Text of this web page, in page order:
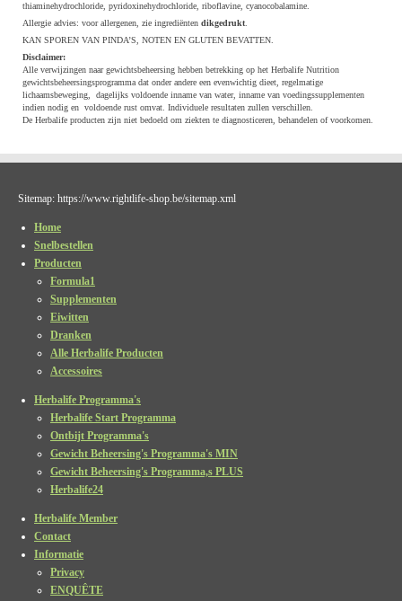
thiaminehydrochloride, pyridoxinehydrochloride, riboflavine, cyanocobalamine.
Allergie advies: voor allergenen, zie ingrediëntendikgedrukt.
KAN SPOREN VAN PINDA’S, NOTEN EN GLUTEN BEVATTEN.
Disclaimer:
Alle verwijzingen naar gewichtsbeheersing hebben betrekking op het Herbalife Nutrition
gewichtsbeheersingsprogramma dat onder andere een evenwichtig dieet, regelmatige
lichaamsbeweging, dagelijks voldoende inname van water, inname van voedingssupplementen
indien nodig en voldoende rust omvat. Individuele resultaten zullen verschillen.
De Herbalife producten zijn niet bedoeld om ziekten te diagnosticeren, behandelen of voorkomen.
Sitemap: https://www.rightlife-shop.be/sitemap.xml
Home
Snelbestellen
Producten
Formula1
Supplementen
Eiwitten
Dranken
Alle Herbalife Producten
Accessoires
Herbalife Programma's
Herbalife Start Programma
Ontbijt Programma's
Gewicht Beheersing's Programma's MIN
Gewicht Beheersing's Programma,s PLUS
Herbalife24
Herbalife Member
Contact
Informatie
Privacy
ENQUÊTE